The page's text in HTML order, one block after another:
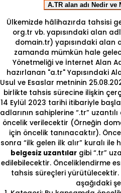
A.TR alan adı Nedir ve
Ülkemizde hâlihazırda tahsisi
org.tr vb. yapısındaki alan
domain.tr) yapısındaki alan
zamanda mümkün hale
Yönetmeliği ve İnternet Alan
hazırlanan "a.tr" Yapısındaki
Usul ve Esaslar metninin
birlikte tahsis sürecine ilişkin
14 Eylül 2023 tarihi itibariyle
adlarının sahiplerine “.tr”
öncelik verilecektir (Örneğin
için öncelik tanınacaktır).
sonra “ilk gelen ilk alır” kuralı
belgesiz uzantılar gibi “.tr”
edilebilecektir. Önceliklendirme
tahsis süreçleri
aşağıdaki